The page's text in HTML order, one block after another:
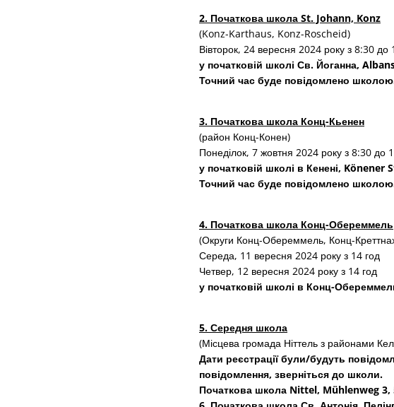
2. Початкова школа St. Johann, Konz
(Konz-Karthaus, Konz-Roscheid)
Вівторок, 24 вересня 2024 року з 8:30 до
у початковій школі Св. Йоганна,
Точний час буде повідомлено
3. Початкова школа Конц-Кьенен
(район Конц-Конен)
Понеділок, 7 жовтня 2024 року з 8:30 до
у початковій школі в Кенені, Könener
Точний час буде повідомлено
4. Початкова школа Конц-Обереммель
(Округи Конц-Обереммель, Конц-
Середа, 11 вересня 2024 року з 14 год
Четвер, 12 вересня 2024 року з 14 год
у початковій школі в Конц-
5. Середня школа
(Місцева громада Ніттель з районами
Дати реєстрації були/будуть
повідомлення, зверніться до школи.
Початкова школа Nittel, Mühlenweg 3,